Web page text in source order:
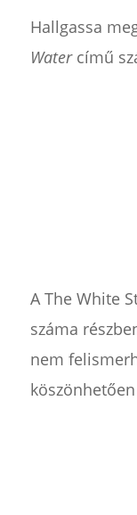
Hallgassa
Watercímű
A The White
száma
nem